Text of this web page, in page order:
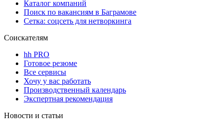
Каталог компаний
Поиск по вакансиям в Баграмове
Сетка: соцсеть для нетворкинга
Соискателям
hh PRO
Готовое резюме
Все сервисы
Хочу у вас работать
Производственный календарь
Экспертная рекомендация
Новости и статьи